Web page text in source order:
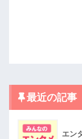
最近の記事
エン